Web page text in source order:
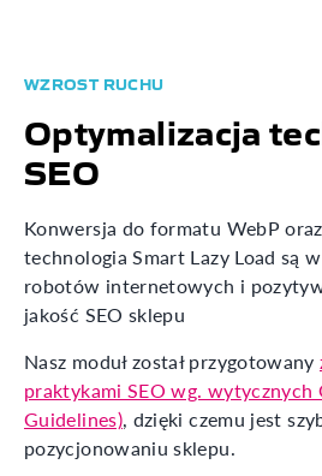
Optymalizacja
SEO
WZROST RUCHU
Konwersja do formatu WebP
technologia Smart Lazy Load są
robotów internetowych i
jakość SEO sklepu
Nasz moduł został przygotowany
praktykami SEO wg. wytycznych
Guidelines), dzięki czemu jest
pozycjonowaniu sklepu.